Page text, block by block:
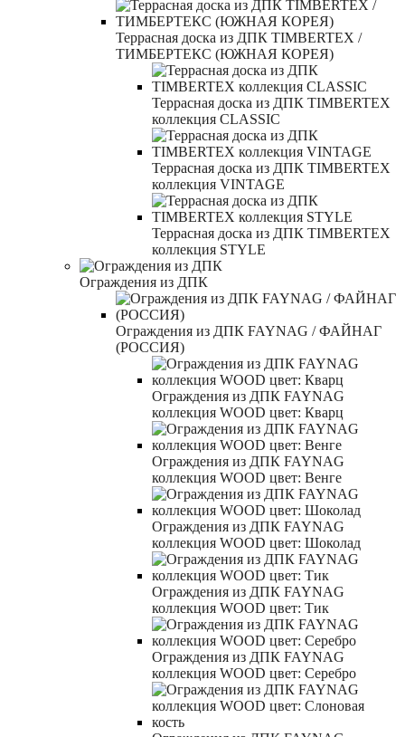
Террасная доска из ДПК TIMBERTEX /
ТИМБЕРТЕКС (ЮЖНАЯ КОРЕЯ)
Террасная доска из ДПК TIMBERTEX
коллекция CLASSIC
Террасная доска из ДПК TIMBERTEX
коллекция VINTAGE
Террасная доска из ДПК TIMBERTEX
коллекция STYLE
Ограждения из ДПК
Ограждения из ДПК FAYNAG / ФАЙНАГ
(РОССИЯ)
Ограждения из ДПК FAYNAG
коллекция WOOD цвет: Кварц
Ограждения из ДПК FAYNAG
коллекция WOOD цвет: Венге
Ограждения из ДПК FAYNAG
коллекция WOOD цвет: Шоколад
Ограждения из ДПК FAYNAG
коллекция WOOD цвет: Тик
Ограждения из ДПК FAYNAG
коллекция WOOD цвет: Серебро